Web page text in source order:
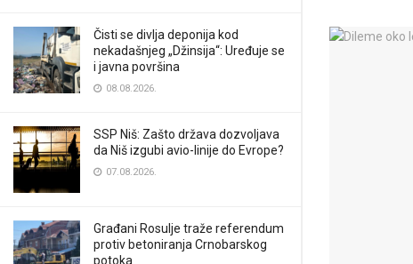
Čisti se divlja deponija kod
nekadašnjeg „Džinsija“: Uređuje se
i javna površina
08.08.2026.
SSP Niš: Zašto država dozvoljava
da Niš izgubi avio-linije do Evrope?
07.08.2026.
Građani Rosulje traže referendum
protiv betoniranja Crnobarskog
potoka